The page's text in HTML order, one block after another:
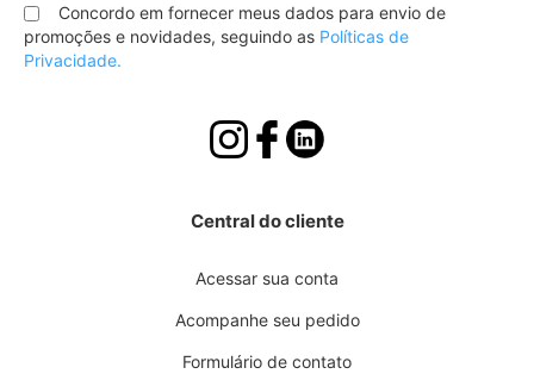
nossa
Newsletter:
Concordo em fornecer meus dados para envio de
promoções e novidades, seguindo as Políticas de
Privacidade.
Central do cliente
Acessar sua conta
Acompanhe seu pedido
Formulário de contato